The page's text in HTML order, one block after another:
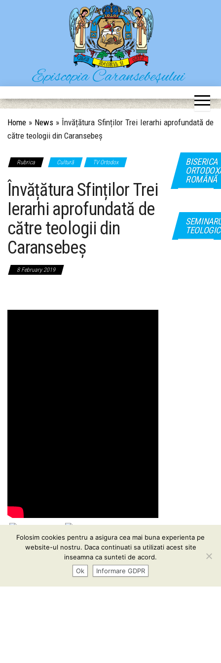
Episcopia Caransebeșului
Situl oficial al Episcopiei Caransebeșului
Home » News » Învățătura Sfinților Trei Ierarhi aprofundată de
către teologii din Caransebeș
Rubrica Cultură TV Ortodox
Învățătura Sfinților Trei
Ierarhi aprofundată de
către teologii din
Caransebeș
8 February 2019
BISERICA
ROMÂNĂ
TEOLOGIC
Informare GDPR| Conținutul acestui website vă este pus
la dispoziţie sub termeniiCC BY-SA 3.0
Folosim cookies pentru a asigura cea mai buna experienta pe
website-ul nostru. Daca continuati sa utilizati acest site
inseamna ca sunteti de acord.
Ok
Informare GDPR